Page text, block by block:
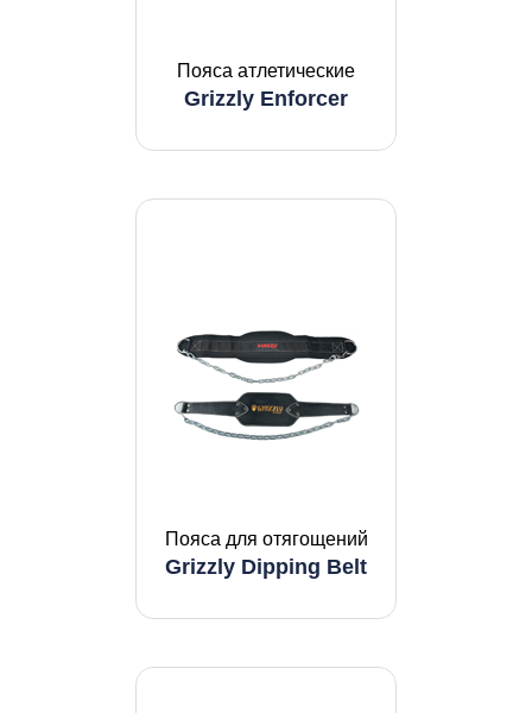
Пояса атлетические
Grizzly Enforcer
Пояса для отягощений
Grizzly Dipping Belt